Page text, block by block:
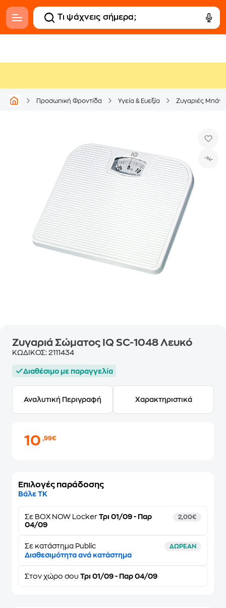
Προσωπική Φροντίδα Υγεία & Ευεξία Ζυγαριές
Ζυγαριά Σώματος IQ SC-1048 Λευκό
ΚΩΔΙΚΟΣ: 2111434
Διαθέσιμο με παραγγελία
Αναλυτική Περιγραφή Χαρακτηριστικά
10,99€
Επιλογές παράδοσης
Βάλε ΤΚ
Σε BOX NOW Locker Τρι 01/09 - Παρ
04/09
2,00€
Σε κατάστημα Public ΔΩΡΕΑΝ
Διαθεσιμότητα ανά κατάστημα
Στον χώρο σου Τρι 01/09 - Παρ 04/09